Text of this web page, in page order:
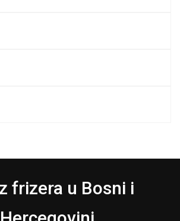
frizera u Bosni i